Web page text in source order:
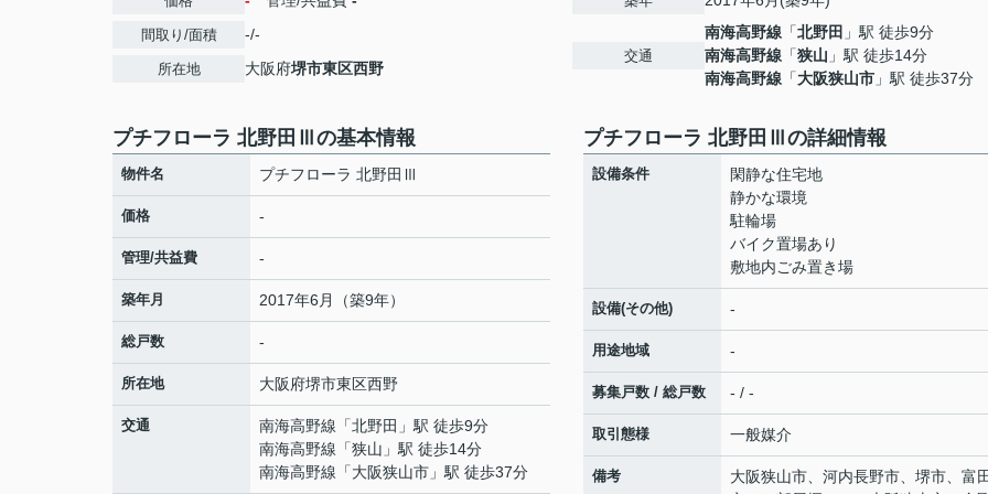
間取り/面積 -/-
所在地 大阪府堺市東区西野
交通
南海高野線 「北野田 」駅 徒歩9分
南海高野線 「狭山 」駅 徒歩14分
南海高野線 「大阪狭山市 」駅 徒歩37分
プチフローラ 北野田Ⅲの基本情報
物件名 プチフローラ 北野田Ⅲ
価格 -
管理/共益費 -
築年月 2017年6月（築9年）
総戸数 -
所在地 大阪府堺市東区西野
交通 南海高野線 「北野田 」駅 徒歩9分
南海高野線 「狭山 」駅 徒歩14分
南海高野線 「大阪狭山市 」駅 徒歩37分
プチフローラ 北野田Ⅲの詳細情報
設備条件
閑静な住宅地
静かな環境
駐輪場
バイク置場あり
敷地内ごみ置き場
設備(その他) -
用途地域 -
募集戸数 / 総戸数 - / -
取引態様 一般媒介
備考
大阪狭山市、河内長野市、堺市、富